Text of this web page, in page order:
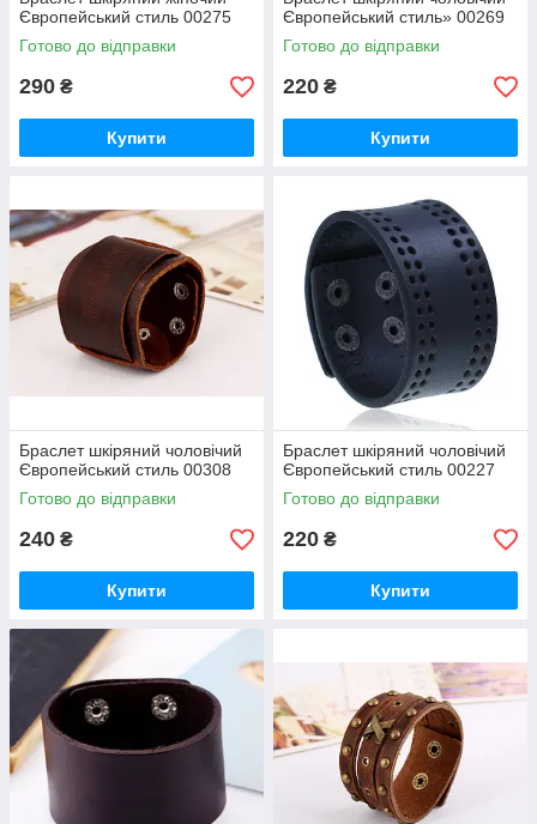
Європейський стиль 00275
Готово до відправки
290 ₴
Купити
Європейський стиль» 00269
Готово до відправки
220 ₴
Купити
Браслет шкіряний чоловічий
Європейський стиль 00308
Готово до відправки
240 ₴
Купити
Браслет шкіряний чоловічий
Європейський стиль 00227
Готово до відправки
220 ₴
Купити